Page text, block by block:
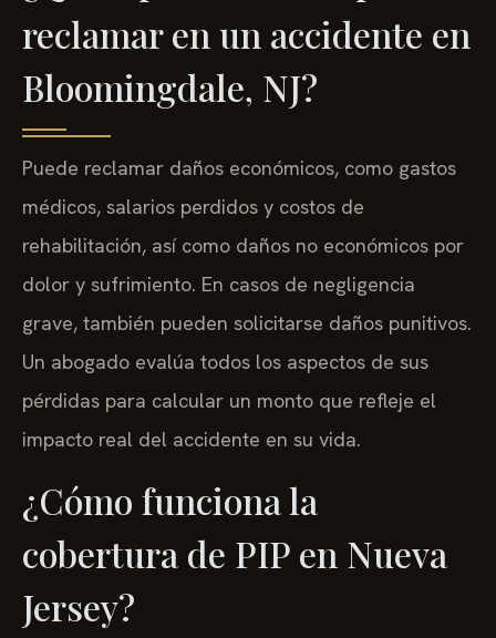
reclamar en un accidente en
Bloomingdale, NJ?
Puede reclamar daños económicos, como gastos
médicos, salarios perdidos y costos de
rehabilitación, así como daños no económicos por
dolor y sufrimiento. En casos de negligencia
grave, también pueden solicitarse daños punitivos.
Un abogado evalúa todos los aspectos de sus
pérdidas para calcular un monto que refleje el
impacto real del accidente en su vida.
¿Cómo funciona la
cobertura de PIP en Nueva
Jersey?